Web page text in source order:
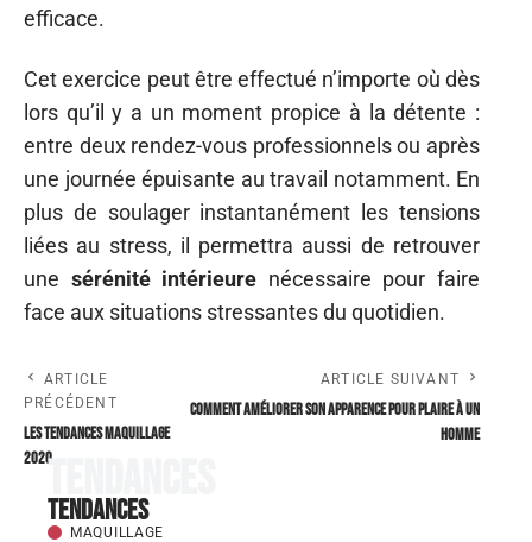
efficace.
Cet exercice peut être effectué n’importe où dès
lors qu’il y a un moment propice à la détente :
entre deux rendez-vous professionnels ou après
une journée épuisante au travail notamment. En
plus de soulager instantanément les tensions
liées au stress, il permettra aussi de retrouver
une sérénité intérieure nécessaire pour faire
face aux situations stressantes du quotidien.
ARTICLE
PRÉCÉDENT
Les tendances maquillage
2020
ARTICLE SUIVANT
Comment améliorer son apparence pour plaire à un
homme
Tendances
Tendances
MAQUILLAGE